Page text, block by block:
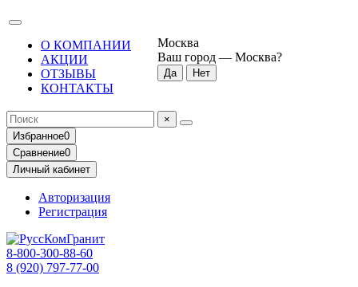
О КОМПАНИИ
АКЦИИ
ОТЗЫВЫ
КОНТАКТЫ
Москва
Ваш город — Москва?
×
Избранное0
Сравнение0
Личный кабинет
Авторизация
Регистрация
8-800-300-88-60
8 (920) 797-77-00